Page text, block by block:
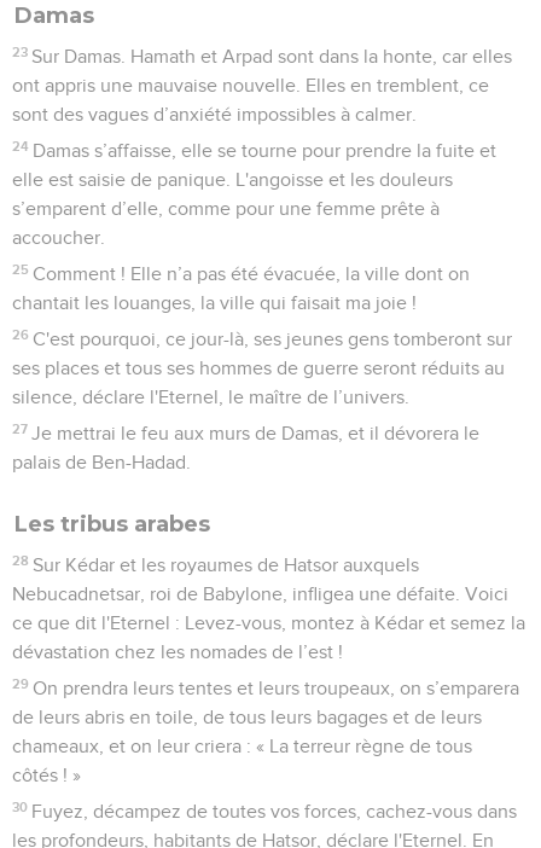
Damas
23 Sur Damas. Hamath et Arpad sont dans la honte, car elles
ont appris une mauvaise nouvelle. Elles en tremblent, ce
sont des vagues d’anxiété impossibles à calmer.
24 Damas s’affaisse, elle se tourne pour prendre la fuite et
elle est saisie de panique. L'angoisse et les douleurs
s’emparent d’elle, comme pour une femme prête à
accoucher.
25 Comment ! Elle n’a pas été évacuée, la ville dont on
chantait les louanges, la ville qui faisait ma joie !
26 C'est pourquoi, ce jour-là, ses jeunes gens tomberont sur
ses places et tous ses hommes de guerre seront réduits au
silence, déclare l'Eternel, le maître de l’univers.
27 Je mettrai le feu aux murs de Damas, et il dévorera le
palais de Ben-Hadad.
Les tribus arabes
28 Sur Kédar et les royaumes de Hatsor auxquels
Nebucadnetsar, roi de Babylone, infligea une défaite. Voici
ce que dit l'Eternel : Levez-vous, montez à Kédar et semez la
dévastation chez les nomades de l’est !
29 On prendra leurs tentes et leurs troupeaux, on s’emparera
de leurs abris en toile, de tous leurs bagages et de leurs
chameaux, et on leur criera : « La terreur règne de tous
côtés ! »
30 Fuyez, décampez de toutes vos forces, cachez-vous dans
les profondeurs, habitants de Hatsor, déclare l'Eternel. En